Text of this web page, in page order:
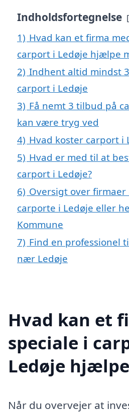
Indholdsfortegnelse
1) Hvad kan et firma
carport i Ledøje hjælpe
2) Indhent altid mindst
carport i Ledøje
3) Få nemt 3 tilbud på
kan være tryg ved
4) Hvad koster carport i
5) Hvad er med til at
carport i Ledøje?
6) Oversigt over firmaer
carporte i Ledøje eller
Kommune
7) Find en professionel
nær Ledøje
Hvad kan et
speciale i
Ledøje
Når du overvejer at